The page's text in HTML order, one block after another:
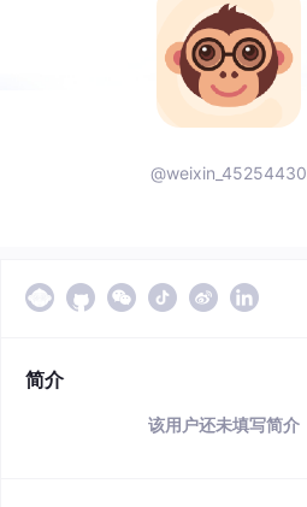
@weixin_45254430
简介
该用户还未填写简介